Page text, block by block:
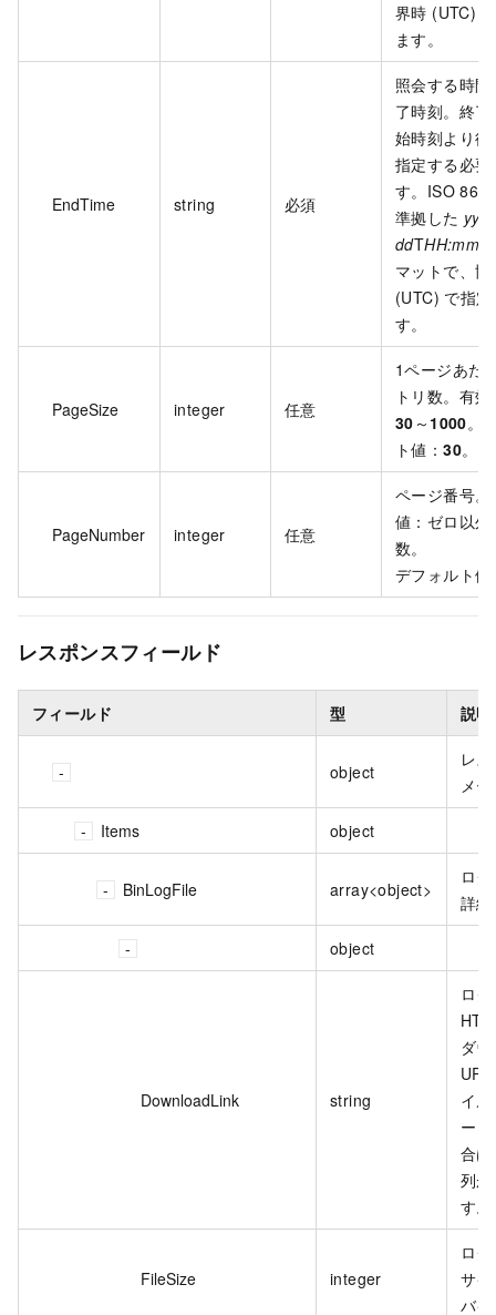
界時 (UTC)
ます。
EndTime string 必須
照会する時
了時刻。終
始時刻より後
指定する必要
す。ISO
準拠した
ddTHH:mm
マットで、
(UTC) で指
す。
PageSize integer 任意
1ページあた
トリ数。有
30 ～ 1000。
ト値：30。
PageNumber integer 任意
ページ番号。
値：ゼロ以外
数。
デフォルト値
レスポンスフィールド
フィールド 型 説明
object
レ
メ
Items object
BinLogFile array<object>
ロ
詳
object
DownloadLink string
ロ
ダ
イ
ー
合
列
す。
FileSize integer
ロ
サ
バ